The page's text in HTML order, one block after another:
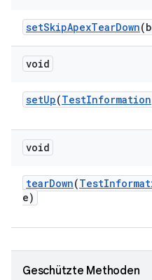
setSkipApexTearDown
void
setUp(TestInformation
void
tearDown(Test
e)
Geschützte Methoden